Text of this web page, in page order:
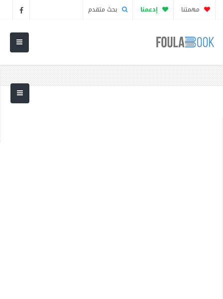
مهمتنا إدعمنا بحث متقدم